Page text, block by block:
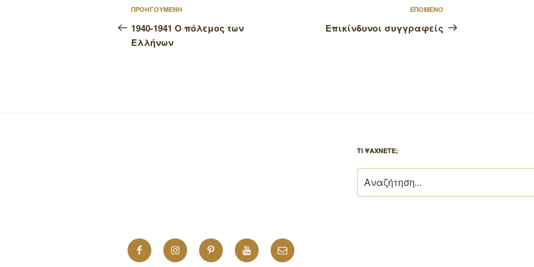
άρθρων
Προηγούμενο
άρθρο
ΠΡΟΗΓΟΥΜΕΝΗ
1940-1941 Ο πόλεμος των
Ελλήνων
άρθρο
ΕΠΟΜΕΝΟ
Επικίνδυνοι συγγραφείς
ΤΙ ΨΑΧΝΕΤΕ;
για:
FacebookInstagramPinterest YouTubeEmail